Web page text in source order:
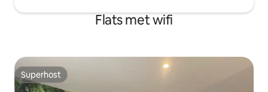
Flats met wifi
Superhost
Superhost